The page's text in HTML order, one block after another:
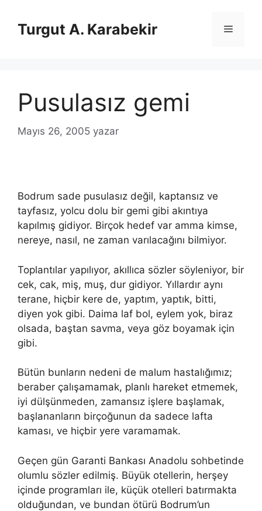
Turgut A. Karabekir Menü
Pusulasız gemi
Mayıs 26, 2005 yazar
Bodrum sade pusulasız değil, kaptansız ve
tayfasız, yolcu dolu bir gemi gibi akıntıya
kapılmış gidiyor. Birçok hedef var amma kimse,
nereye, nasıl, ne zaman varılacağını bilmiyor.
Toplantılar yapılıyor, akıllıca sözler söyleniyor, bir
cek, cak, miş, muş, dur gidiyor. Yıllardır aynı
terane, hiçbir kere de, yaptım, yaptık, bitti,
diyen yok gibi. Daima laf bol, eylem yok, biraz
olsada, baştan savma, veya göz boyamak için
gibi.
Bütün bunların nedeni de malum hastalığımız;
beraber çalışamamak, planlı hareket etmemek,
iyi dülşünmeden, zamansız işlere başlamak,
başlananların birçoğunun da sadece lafta
kaması, ve hiçbir yere varamamak.
Geçen gün Garanti Bankası Anadolu sohbetinde
olumlu sözler edilmiş. Büyük otellerin, herşey
içinde programları ile, küçük otelleri batırmakta
olduğundan, ve bundan ötürü Bodrum’un